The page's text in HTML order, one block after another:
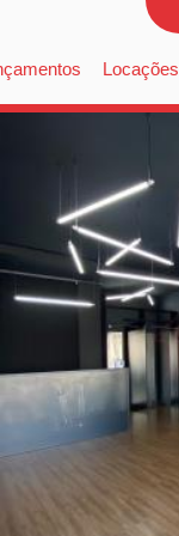
Locações